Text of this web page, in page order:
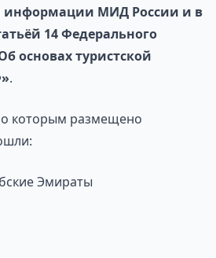
информации МИД России и в
14 Федерального
основах туристской
.
которым размещено
Эмираты